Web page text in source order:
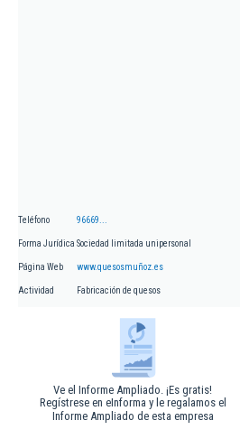
Teléfono 96669...
Forma Jurídica Sociedad limitada unipersonal
Página Web www.quesosmuñoz.es
Actividad Fabricación de quesos
Ve el Informe Ampliado. ¡Es gratis!
Regístrese en eInforma y le regalamos el
Informe Ampliado de esta empresa